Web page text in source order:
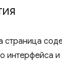
интерфейса